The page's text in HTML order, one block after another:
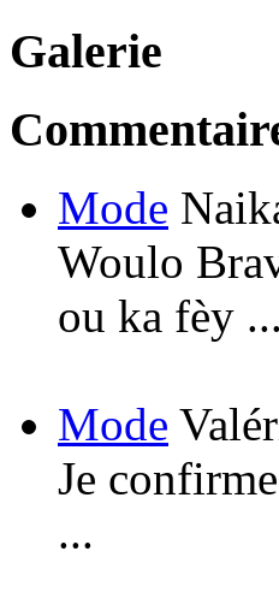
Galerie
Mode
Woulo
ou ka fèy ...
Mode
Je
...